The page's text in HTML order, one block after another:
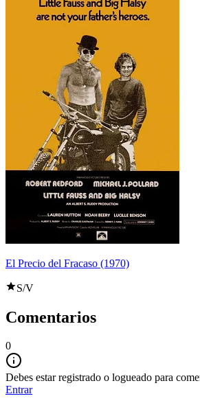
El Precio del Fracaso (1970)
S/V
Comentarios
0
Debes estar registrado o logueado para
Entrar